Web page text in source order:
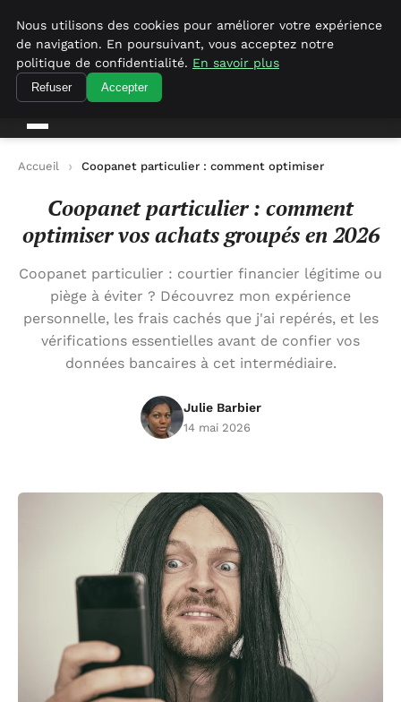
empirenewswire
Accueil Coopanet particulier : comment optimiser vos achats
Coopanet particulier : comment
optimiser vos achats groupés en 2026
Coopanet particulier : courtier financier légitime ou
piège à éviter ? Découvrez mon expérience
personnelle, les frais cachés que j'ai repérés, et les
vérifications essentielles avant de confier vos
données bancaires à cet intermédiaire.
Julie Barbier
14 mai 2026
Nous utilisons des cookies pour améliorer votre expérience
de navigation. En poursuivant, vous acceptez notre
politique de confidentialité. En savoir plus
Refuser Accepter